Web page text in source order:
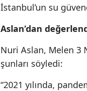
İstanbul’un su
Aslan’dan
Nuri Aslan, Melen 3
şunları söyledi:
“2021 yılında,